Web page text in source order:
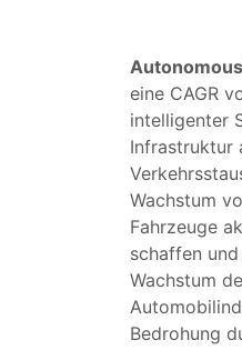
eine CAGR
intelligenter
Infrastruktur
Wachstum
Fahrzeuge
schaffen
Wachstum
Bedrohung